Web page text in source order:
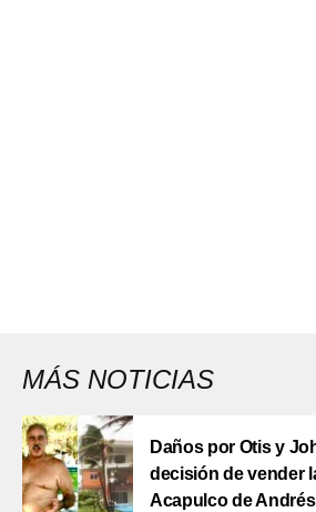
MÁS NOTICIAS
Daños por Otis y
decisión de vender
Acapulco de